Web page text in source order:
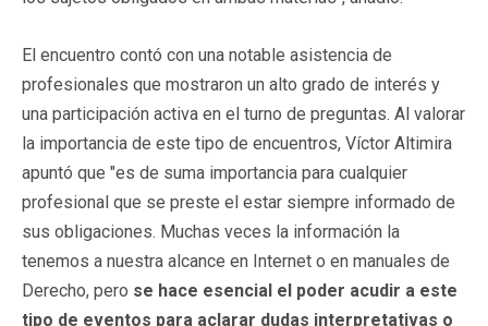
El encuentro contó con una notable asistencia de
profesionales que mostraron un alto grado de interés y
una participación activa en el turno de preguntas. Al valorar
la importancia de este tipo de encuentros, Víctor Altimira
apuntó que "es de suma importancia para cualquier
profesional que se preste el estar siempre informado de
sus obligaciones. Muchas veces la información la
tenemos a nuestra alcance en Internet o en manuales de
Derecho, pero se hace esencial el poder acudir a este
tipo de eventos para aclarar dudas interpretativas o